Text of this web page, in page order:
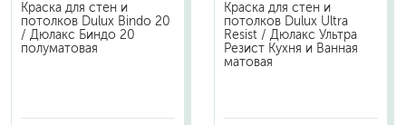
Краска для стен и
потолков Dulux Bindo 20
/ Дюлакс Биндо 20
полуматовая
Краска для стен и
потолков Dulux Ultra
Resist / Дюлакс Ультра
Резист Кухня и Ванная
матовая